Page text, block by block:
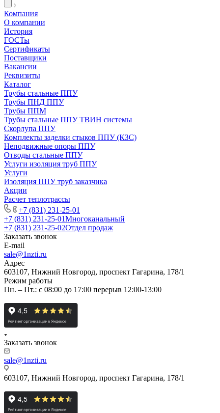
Компания
О компании
История
ГОСТы
Сертификаты
Поставщики
Вакансии
Реквизиты
Каталог
Трубы стальные ППУ
Трубы ПНД ППУ
Трубы ППМ
Трубы стальные ППУ ТВИН системы
Скорлупа ППУ
Комплекты заделки стыков ППУ (КЗС)
Неподвижные опоры ППУ
Отводы стальные ППУ
Услуги изоляция труб ППУ
Услуги
Изоляция ППУ труб заказчика
Акции
Расчет теплотрассы
+7 (831) 231-25-01
+7 (831) 231-25-01Многоканальный
+7 (831) 231-25-02Отдел продаж
Заказать звонок
E-mail
sale@1nzti.ru
Адрес
603107, Нижний Новгород, проспект Гагарина, 178/1
Режим работы
Пн. – Пт.: с 08:00 до 17:00 перерыв 12:00-13:00
Заказать звонок
sale@1nzti.ru
603107, Нижний Новгород, проспект Гагарина, 178/1